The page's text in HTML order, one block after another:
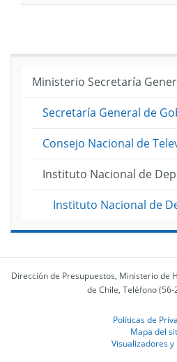
Ministerio Secretaría
Secretaría General de
Consejo Nacional de
Instituto Nacional de
Instituto Nacional de
Dirección de Presupuestos, Ministerio de
de Chile, Teléfono
Políticas de
Mapa del
Visualizadores y